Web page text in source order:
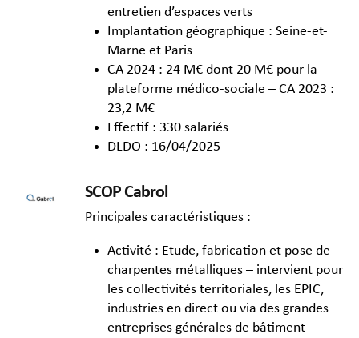
entretien d’espaces verts
Implantation géographique : Seine-et-
Marne et Paris
CA 2024 : 24 M€ dont 20 M€ pour la
plateforme médico-sociale – CA 2023 :
23,2 M€
Effectif : 330 salariés
DLDO : 16/04/2025
SCOP Cabrol
Principales caractéristiques :
Activité : Etude, fabrication et pose de
charpentes métalliques – intervient pour
les collectivités territoriales, les EPIC,
industries en direct ou via des grandes
entreprises générales de bâtiment